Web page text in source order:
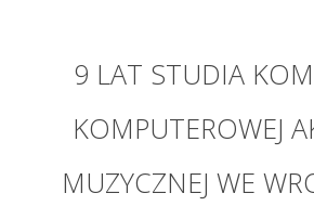
9 LAT STUDIA
KOMPUTEROWEJ
MUZYCZNEJ WE